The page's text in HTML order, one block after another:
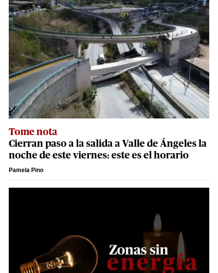
Tome nota
Cierran paso a la salida a Valle de Ángeles la
noche de este viernes: este es el horario
Pamela Pino